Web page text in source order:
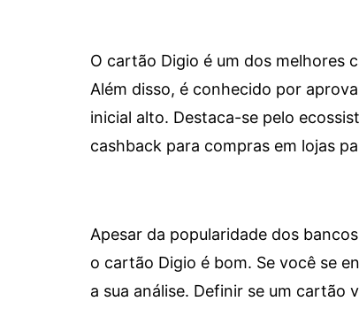
O cartão Digio é um dos melhores
Além disso, é conhecido por
inicial alto. Destaca-se pelo
cashback para compras em lojas
Apesar da popularidade dos
o cartão Digio é bom. Se você se
a sua análise. Definir se um cartão